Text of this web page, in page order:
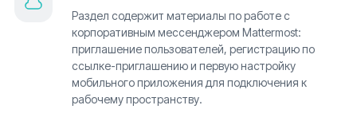
Раздел содержит материалы по работе с
корпоративным мессенджером Mattermost:
приглашение пользователей, регистрацию по
ссылке-приглашению и первую настройку
мобильного приложения для подключения к
рабочему пространству.